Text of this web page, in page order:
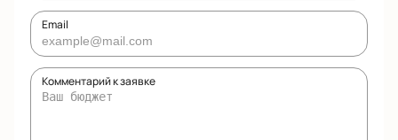
Email
Комментарий к заявке